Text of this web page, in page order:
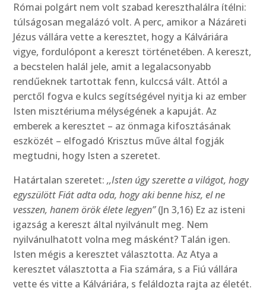
Római polgárt nem volt szabad kereszthalálra ítélni:
túlságosan megalázó volt. A perc, amikor a Názáreti
Jézus vállára vette a keresztet, hogy a Kálváriára
vigye, fordulópont a kereszt történetében. A kereszt,
a becstelen halál jele, amit a legalacsonyabb
rendűeknek tartottak fenn, kulccsá vált. Attól a
perctől fogva e kulcs segítségével nyitja ki az ember
Isten misztériuma mélységének a kapuját. Az
emberek a keresztet – az önmaga kifosztásának
eszközét – elfogadó Krisztus műve által fogják
megtudni, hogy Isten a szeretet.
Határtalan szeretet:,,Isten úgy szerette a világot, hogy
egyszülött Fiát adta oda, hogy aki benne hisz, el ne
vesszen, hanem örök élete legyen”(Jn 3,16) Ez az isteni
igazság a kereszt által nyilvánult meg. Nem
nyilvánulhatott volna meg másként? Talán igen.
Isten mégis a keresztet választotta. Az Atya a
keresztet választotta a Fia számára, s a Fiú vállára
vette és vitte a Kálváriára, s feláldozta rajta az életét.